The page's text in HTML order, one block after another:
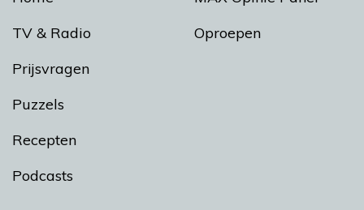
TV & Radio
Prijsvragen
Puzzels
Recepten
Podcasts
Oproepen